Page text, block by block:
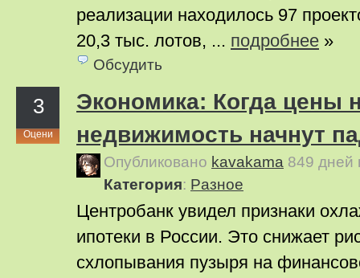
реализации находилось 97
20,3 тыс. лотов, ... подробнее »
Обсудить
3
Оцени
Экономика: Когда цены
недвижимость начнут
Опубликовано kavakama 849 дней
Категория: Pазное
Центробанк увидел признаки
ипотеки в России. Это снижает
схлопывания пузыря на